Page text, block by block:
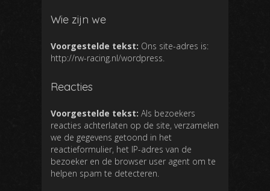
Wie zijn we
Voorgestelde tekst: Ons site-adres is:
http://rw-racing.nl/wordpress.
Reacties
Voorgestelde tekst: Als bezoekers
reacties achterlaten op de site, verzamelen
we de gegevens getoond in het
reactieformulier, het IP-adres van de
bezoeker en de browser user agent om te
helpen spam te detecteren.